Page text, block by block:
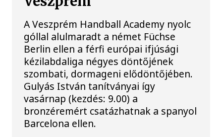
A Veszprém Handball Academy nyolc
góllal alulmaradt a német Füchse
Berlin ellen a férfi európai ifjúsági
kézilabdaliga négyes döntőjének
szombati, dormageni elődöntőjében.
Gulyás István tanítványai így
vasárnap (kezdés: 9.00) a
bronzéremért csatázhatnak a spanyol
Barcelona ellen.